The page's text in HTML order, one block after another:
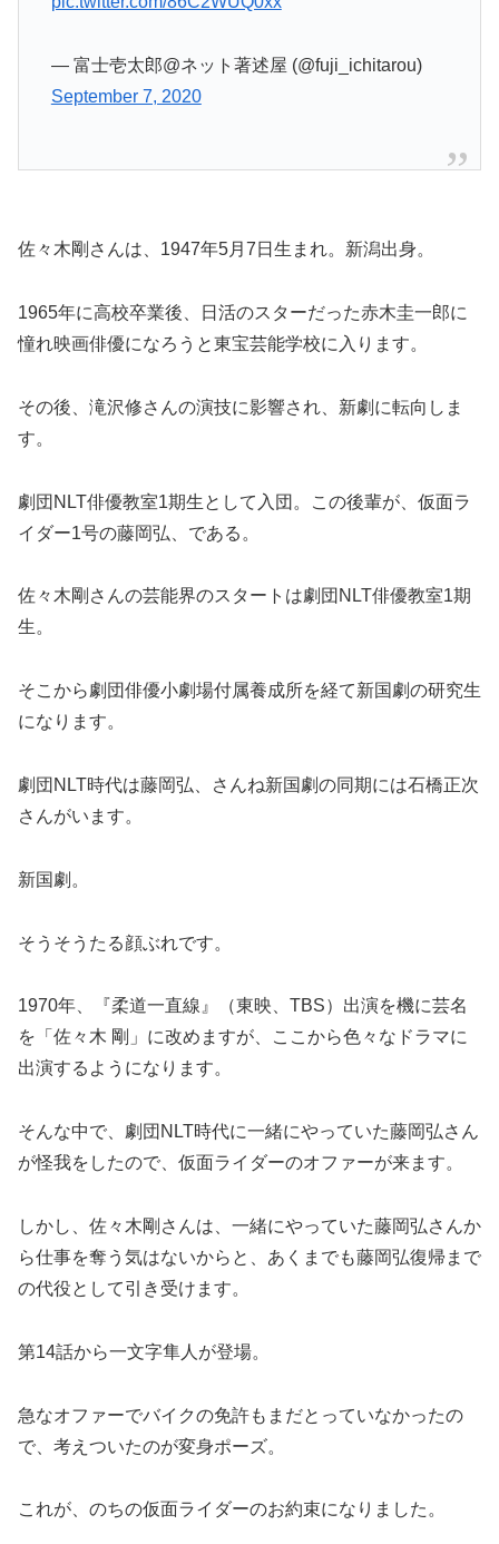
— 富士壱太郎@ネット著述屋 (@fuji_ichitarou)
September 7, 2020
佐々木剛さんは、1947年5月7日生まれ。新潟出身。
1965年に高校卒業後、日活のスターだった赤木圭一郎に
憧れ映画俳優になろうと東宝芸能学校に入ります。
その後、滝沢修さんの演技に影響され、新劇に転向しま
す。
劇団NLT俳優教室1期生として入団。この後輩が、仮面ラ
イダー1号の藤岡弘、である。
佐々木剛さんの芸能界のスタートは劇団NLT俳優教室1期
生。
そこから劇団俳優小劇場付属養成所を経て新国劇の研究生
になります。
劇団NLT時代は藤岡弘、さんね新国劇の同期には石橋正次
さんがいます。
新国劇。
そうそうたる顔ぶれです。
1970年、『柔道一直線』（東映、TBS）出演を機に芸名
を「佐々木 剛」に改めますが、ここから色々なドラマに
出演するようになります。
そんな中で、劇団NLT時代に一緒にやっていた藤岡弘さん
が怪我をしたので、仮面ライダーのオファーが来ます。
しかし、佐々木剛さんは、一緒にやっていた藤岡弘さんか
ら仕事を奪う気はないからと、あくまでも藤岡弘復帰まで
の代役として引き受けます。
第14話から一文字隼人が登場。
急なオファーでバイクの免許もまだとっていなかったの
で、考えついたのが変身ポーズ。
これが、のちの仮面ライダーのお約束になりました。